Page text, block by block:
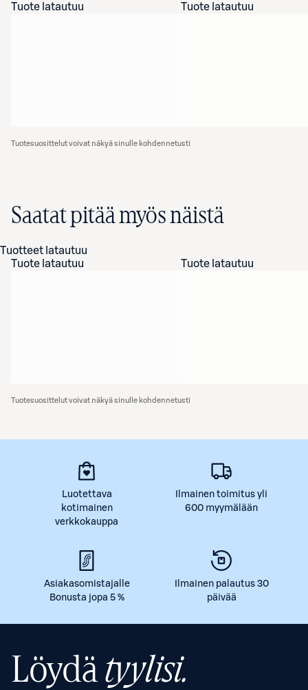
Tuote latautuu Tuote latautuu
Tuotesuosittelut voivat näkyä sinulle kohdennetusti
Saatat pitää myös näistä
Tuotteet latautuu
Tuote latautuu
Tuote latautuu
Tuotesuosittelut voivat näkyä sinulle kohdennetusti
Luotettava
kotimainen
verkkokauppa
Ilmainen toimitus yli
600 myymälään
Asiakasomistajalle
Bonusta jopa 5 %
Ilmainen palautus 30
päivää
Löydätyylisi.